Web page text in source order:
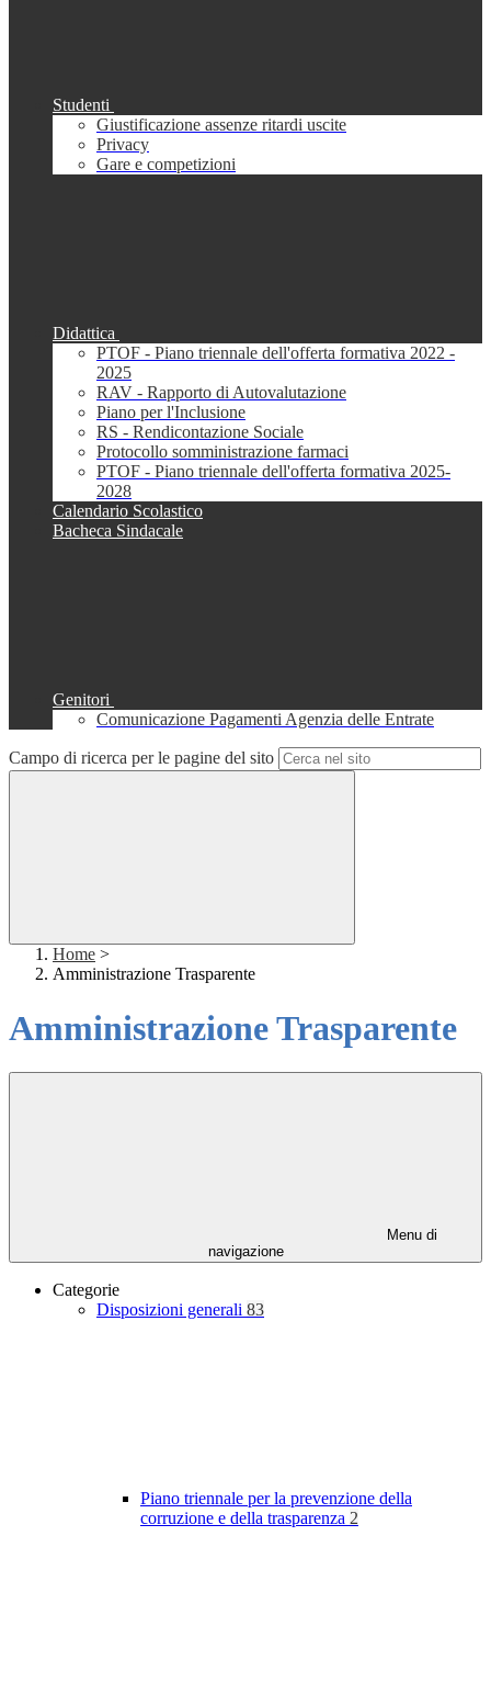
Studenti
Giustificazione assenze ritardi uscite
Privacy
Gare e competizioni
Didattica
PTOF - Piano triennale dell'offerta formativa 2022 -
2025
RAV - Rapporto di Autovalutazione
Piano per l'Inclusione
RS - Rendicontazione Sociale
Protocollo somministrazione farmaci
PTOF - Piano triennale dell'offerta formativa 2025-
2028
Calendario Scolastico
Bacheca Sindacale
Genitori
Comunicazione Pagamenti Agenzia delle Entrate
Campo di ricerca per le pagine del sito
Home >
Amministrazione Trasparente
Amministrazione Trasparente
Menu di
navigazione
Categorie
Disposizioni generali 83
Piano triennale per la prevenzione della
corruzione e della trasparenza 2